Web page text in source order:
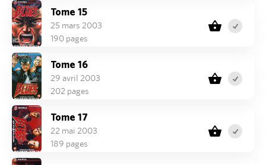
Tome 15
25 mars 2003
190 pages
Tome 16
29 avril 2003
202 pages
Tome 17
22 mai 2003
189 pages